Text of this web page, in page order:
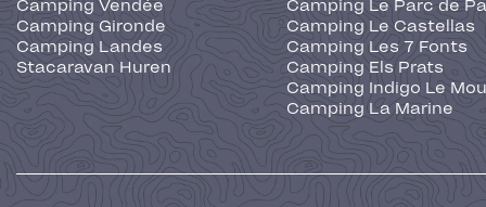
Camping Vendée
Camping Gironde
Camping Landes
Stacaravan Huren
Camping Le Parc de
Camping Le Castellas
Camping Les 7 Fonts
Camping Els Prats
Camping Indigo Le
Camping La Marine